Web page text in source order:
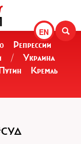
EN
Репрессии
/
Украина
Кремль